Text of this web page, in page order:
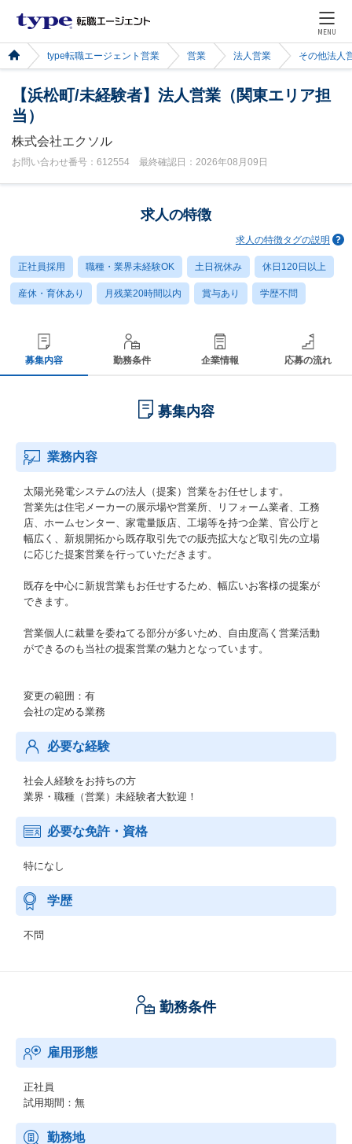
MENU
type転職エージェント営業 営業 法人営業 その他法人
【浜松町/未経験者】法人営業（関東エリア担
当）
株式会社エクソル
お問い合わせ番号：612554 最終確認日：2026年08月09日
求人の特徴
求人の特徴タグの説明
正社員採用 職種・業界未経験OK 土日祝休み 休日120日以上
産休・育休あり 月残業20時間以内 賞与あり 学歴不問
募集内容 勤務条件 企業情報 応募の流れ
募集内容
業務内容
太陽光発電システムの法人（提案）営業をお任せします。
営業先は住宅メーカーの展示場や営業所、リフォーム業者、工務
店、ホームセンター、家電量販店、工場等を持つ企業、官公庁と
幅広く、新規開拓から既存取引先での販売拡大など取引先の立場
に応じた提案営業を行っていただきます。
既存を中心に新規営業もお任せするため、幅広いお客様の提案が
できます。
営業個人に裁量を委ねてる部分が多いため、自由度高く営業活動
ができるのも当社の提案営業の魅力となっています。
変更の範囲：有
会社の定める業務
必要な経験
社会人経験をお持ちの方
業界・職種（営業）未経験者大歓迎！
必要な免許・資格
特になし
学歴
不問
勤務条件
雇用形態
正社員
試用期間：無
勤務地